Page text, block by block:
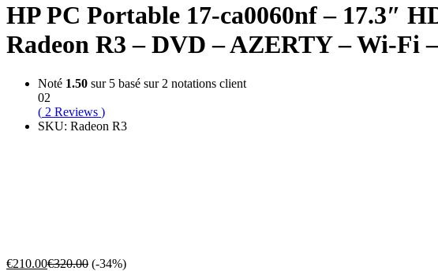
HP PC Portable 17-ca0060nf – 17.3″
Radeon R3 – DVD – AZERTY – Wi-Fi
Noté 1.50 sur 5 basé sur 2 notations client
02
( 2 Reviews )
SKU: Radeon R3
€210.00€320.00 (-34%)